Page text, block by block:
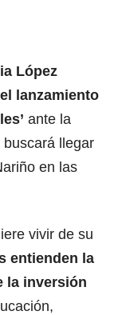
López
el lanzamiento
ante la
llegar
en las
vivir de su
entienden la
la inversión